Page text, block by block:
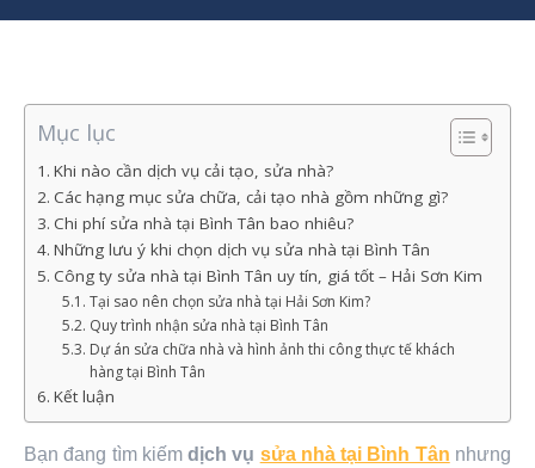
Mục lục
Khi nào cần dịch vụ cải tạo, sửa nhà?
Các hạng mục sửa chữa, cải tạo nhà gồm những gì?
Chi phí sửa nhà tại Bình Tân bao nhiêu?
Những lưu ý khi chọn dịch vụ sửa nhà tại Bình Tân
Công ty sửa nhà tại Bình Tân uy tín, giá tốt – Hải Sơn Kim
Tại sao nên chọn sửa nhà tại Hải Sơn Kim?
Quy trình nhận sửa nhà tại Bình Tân
Dự án sửa chữa nhà và hình ảnh thi công thực tế khách
hàng tại Bình Tân
Kết luận
Bạn đang tìm kiếmdịch vụ sửa nhà tại Bình Tân nhưng